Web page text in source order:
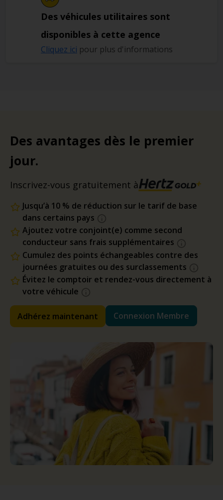
Des véhicules utilitaires sont
disponibles à cette agence
Cliquez ici pour plus d'informations
Des avantages dès le premier
jour.
Inscrivez-vous gratuitement à
Jusqu’à 10 % de réduction sur le tarif de base
dans certains pays
Ajoutez votre conjoint(e) comme second
conducteur sans frais supplémentaires
Cumulez des points échangeables contre des
journées gratuites ou des surclassements
Évitez le comptoir et rendez-vous directement à
votre véhicule
Adhérez maintenant Connexion Membre